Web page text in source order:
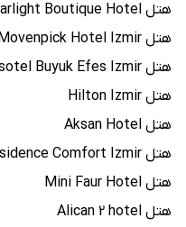
هتل Marlight Boutique Hotel
هتل Movenpick Hotel Izmir
هتل Swissotel Buyuk Efes Izmir
هتل Hilton Izmir
هتل Aksan Hotel
هتل Tempo Residence Comfort Izmir
هتل Mini Faur Hotel
هتل Alican 2 hotel